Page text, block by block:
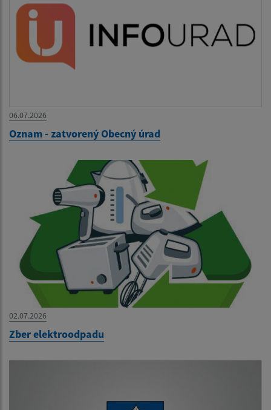
06.07.2026
Oznam - zatvorený Obecný úrad
02.07.2026
Zber elektroodpadu